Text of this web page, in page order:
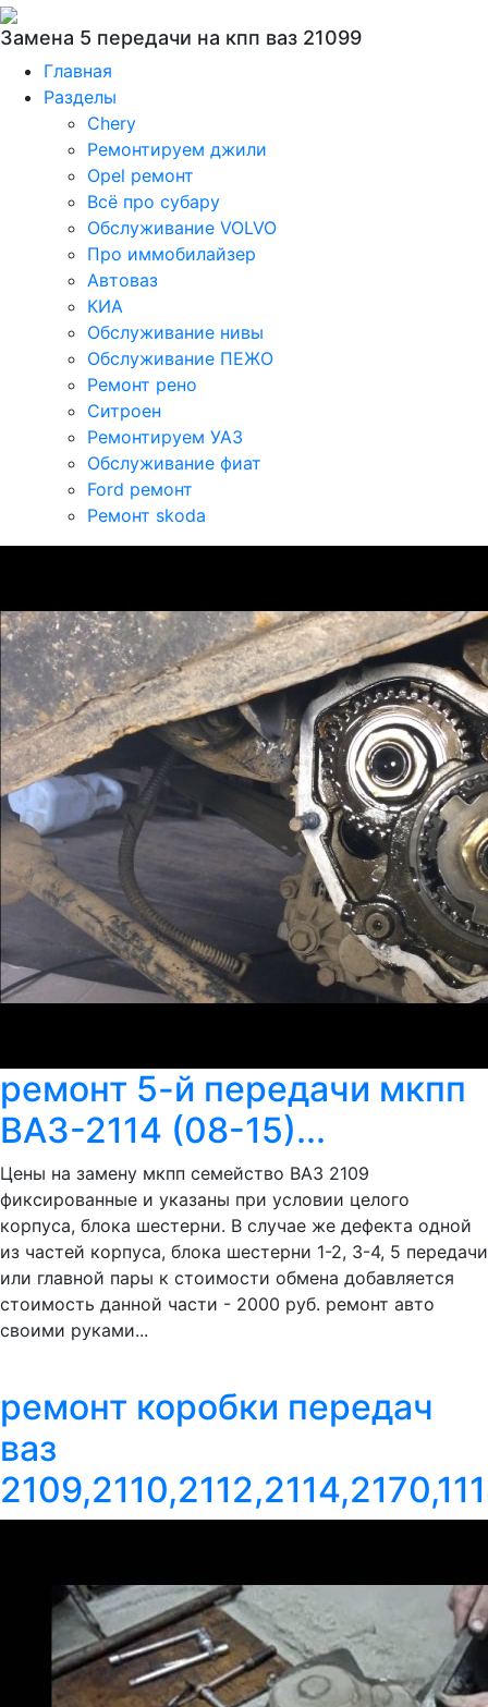
Замена 5 передачи на кпп ваз 21099
Главная
Разделы
Chery
Ремонтируем джили
Opel ремонт
Всё про субару
Обслуживание VOLVO
Про иммобилайзер
Автоваз
КИА
Обслуживание нивы
Обслуживание ПЕЖО
Ремонт рено
Ситроен
Ремонтируем УАЗ
Обслуживание фиат
Ford ремонт
Ремонт skoda
ремонт 5-й передачи мкпп
ВАЗ-2114 (08-15)...
Цены на замену мкпп семейство ВАЗ 2109
фиксированные и указаны при условии целого
корпуса, блока шестерни. В случае же дефекта одной
из частей корпуса, блока шестерни 1-2, 3-4, 5 передачи
или главной пары к стоимости обмена добавляется
стоимость данной части - 2000 руб. ремонт авто
своими руками...
ремонт коробки передач
ваз